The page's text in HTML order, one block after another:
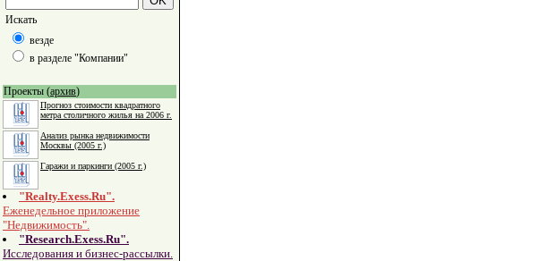
Искать
везде
в разделе "Компании"
Проекты (архив)
Прогноз стоимости квадратного
метра столичного жилья на 2006 г.
Анализ рынка недвижимости
Москвы (2005 г.)
Гаражи и паркинги (2005 г.)
"Realty.Exess.Ru".
Еженедельное приложение
"Недвижимость".
"Research.Exess.Ru".
Исследования и бизнес-рассылки.